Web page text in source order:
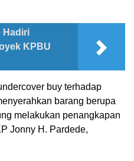
Hadiri
KPBU
buy terhadap
barang berupa
melakukan penangkapan
Jonny H. Pardede,